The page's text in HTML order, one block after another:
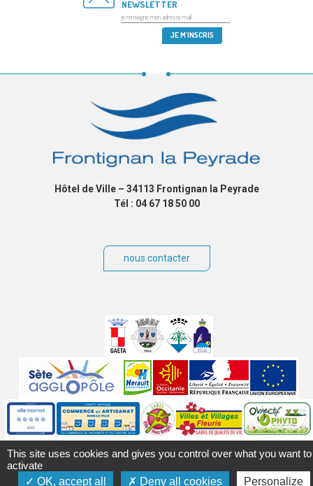
NEWSLETTER
Hôtel de Ville – 34113 Frontignan la Peyrade
Tél : 04 67 18 50 00
nous contacter
partenaires
Labels
Autres
This site uses cookies and gives you control over what you want to
activate
OK, accept all
Deny all cookies Personalize